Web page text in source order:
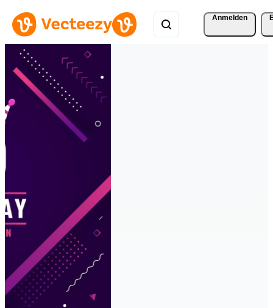
Anmelden